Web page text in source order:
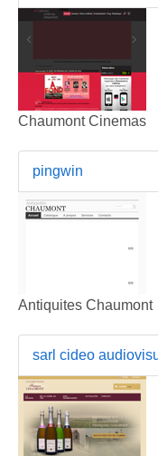
Chaumont Cinemas
pingwin
Antiquites Chaumont
sarl cideo